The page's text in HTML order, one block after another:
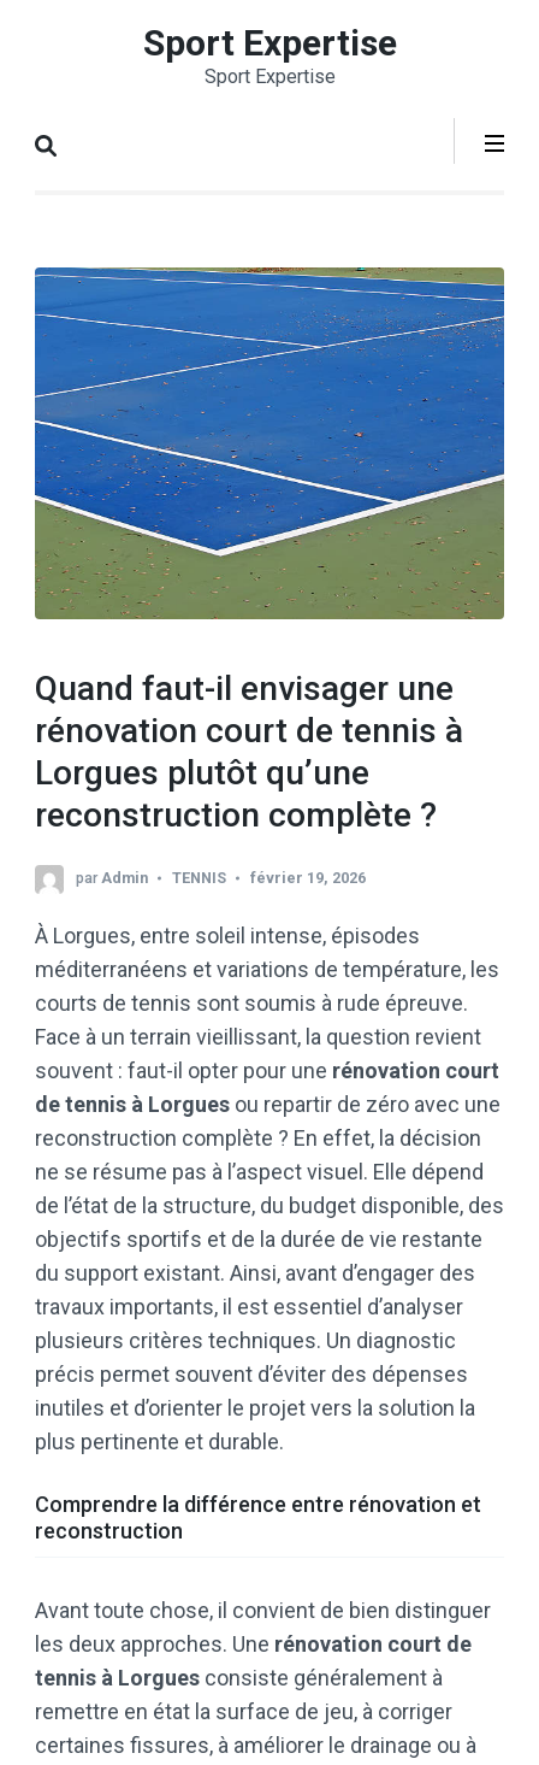
Entrée)
Sport Expertise
Sport Expertise
Quand faut-il envisager une
rénovation court de tennis à
Lorgues plutôt qu’une
reconstruction complète ?
parAdmin TENNIS février 19, 2026
À Lorgues, entre soleil intense, épisodes
méditerranéens et variations de température, les
courts de tennis sont soumis à rude épreuve.
Face à un terrain vieillissant, la question revient
souvent : faut-il opter pour une rénovation court
de tennis à Lorgues ou repartir de zéro avec une
reconstruction complète ? En effet, la décision
ne se résume pas à l’aspect visuel. Elle dépend
de l’état de la structure, du budget disponible, des
objectifs sportifs et de la durée de vie restante
du support existant. Ainsi, avant d’engager des
travaux importants, il est essentiel d’analyser
plusieurs critères techniques. Un diagnostic
précis permet souvent d’éviter des dépenses
inutiles et d’orienter le projet vers la solution la
plus pertinente et durable.
Comprendre la différence entre rénovation et
reconstruction
Avant toute chose, il convient de bien distinguer
les deux approches. Une rénovation court de
tennis à Lorgues consiste généralement à
remettre en état la surface de jeu, à corriger
certaines fissures, à améliorer le drainage ou à